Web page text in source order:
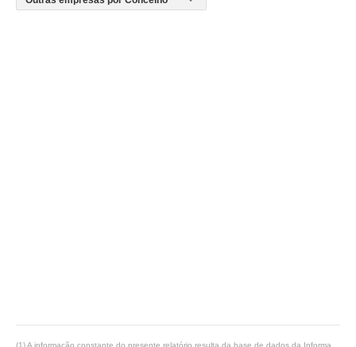
(1) A informação constante do presente relatório resulta da base de dados da Informa